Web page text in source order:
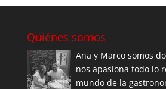
Quiénes somos
Ana y Marco somos
nos apasiona todo lo
mundo de la